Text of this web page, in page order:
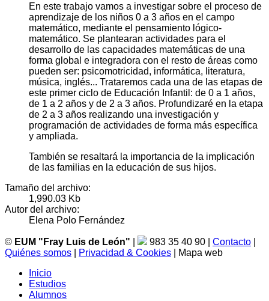
En este trabajo vamos a investigar sobre el proceso de
aprendizaje de los niños 0 a 3 años en el campo
matemático, mediante el pensamiento lógico-
matemático. Se plantearan actividades para el
desarrollo de las capacidades matemáticas de una
forma global e integradora con el resto de áreas como
pueden ser: psicomotricidad, informática, literatura,
música, inglés... Trataremos cada una de las etapas de
este primer ciclo de Educación Infantil: de 0 a 1 años,
de 1 a 2 años y de 2 a 3 años. Profundizaré en la etapa
de 2 a 3 años realizando una investigación y
programación de actividades de forma más específica
y ampliada.
También se resaltará la importancia de la implicación
de las familias en la educación de sus hijos.
Tamaño del archivo:
1,990.03 Kb
Autor del archivo:
Elena Polo Fernández
© EUM "Fray Luis de León" 983 35 40 90 | Contacto
Quiénes somos
Privacidad & Cookies | Mapa web
Inicio
Estudios
Alumnos